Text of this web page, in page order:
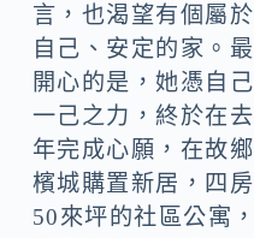
言，也渴望有個屬於
自己、安定的家。最
開心的是，她憑自己
一己之力，終於在去
年完成心願，在故鄉
檳城購置新居，四房
50來坪的社區公寓，